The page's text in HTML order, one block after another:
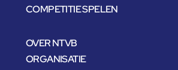
COMPETITIE SPELEN
OVER NTVB
ORGANISATIE